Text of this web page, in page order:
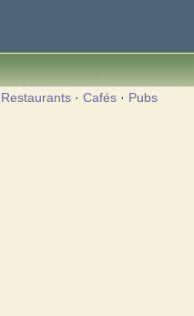
Restaurants· Cafés· Pubs